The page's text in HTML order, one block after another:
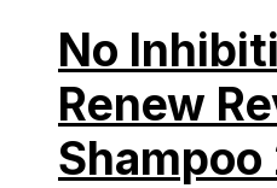
No
Renew